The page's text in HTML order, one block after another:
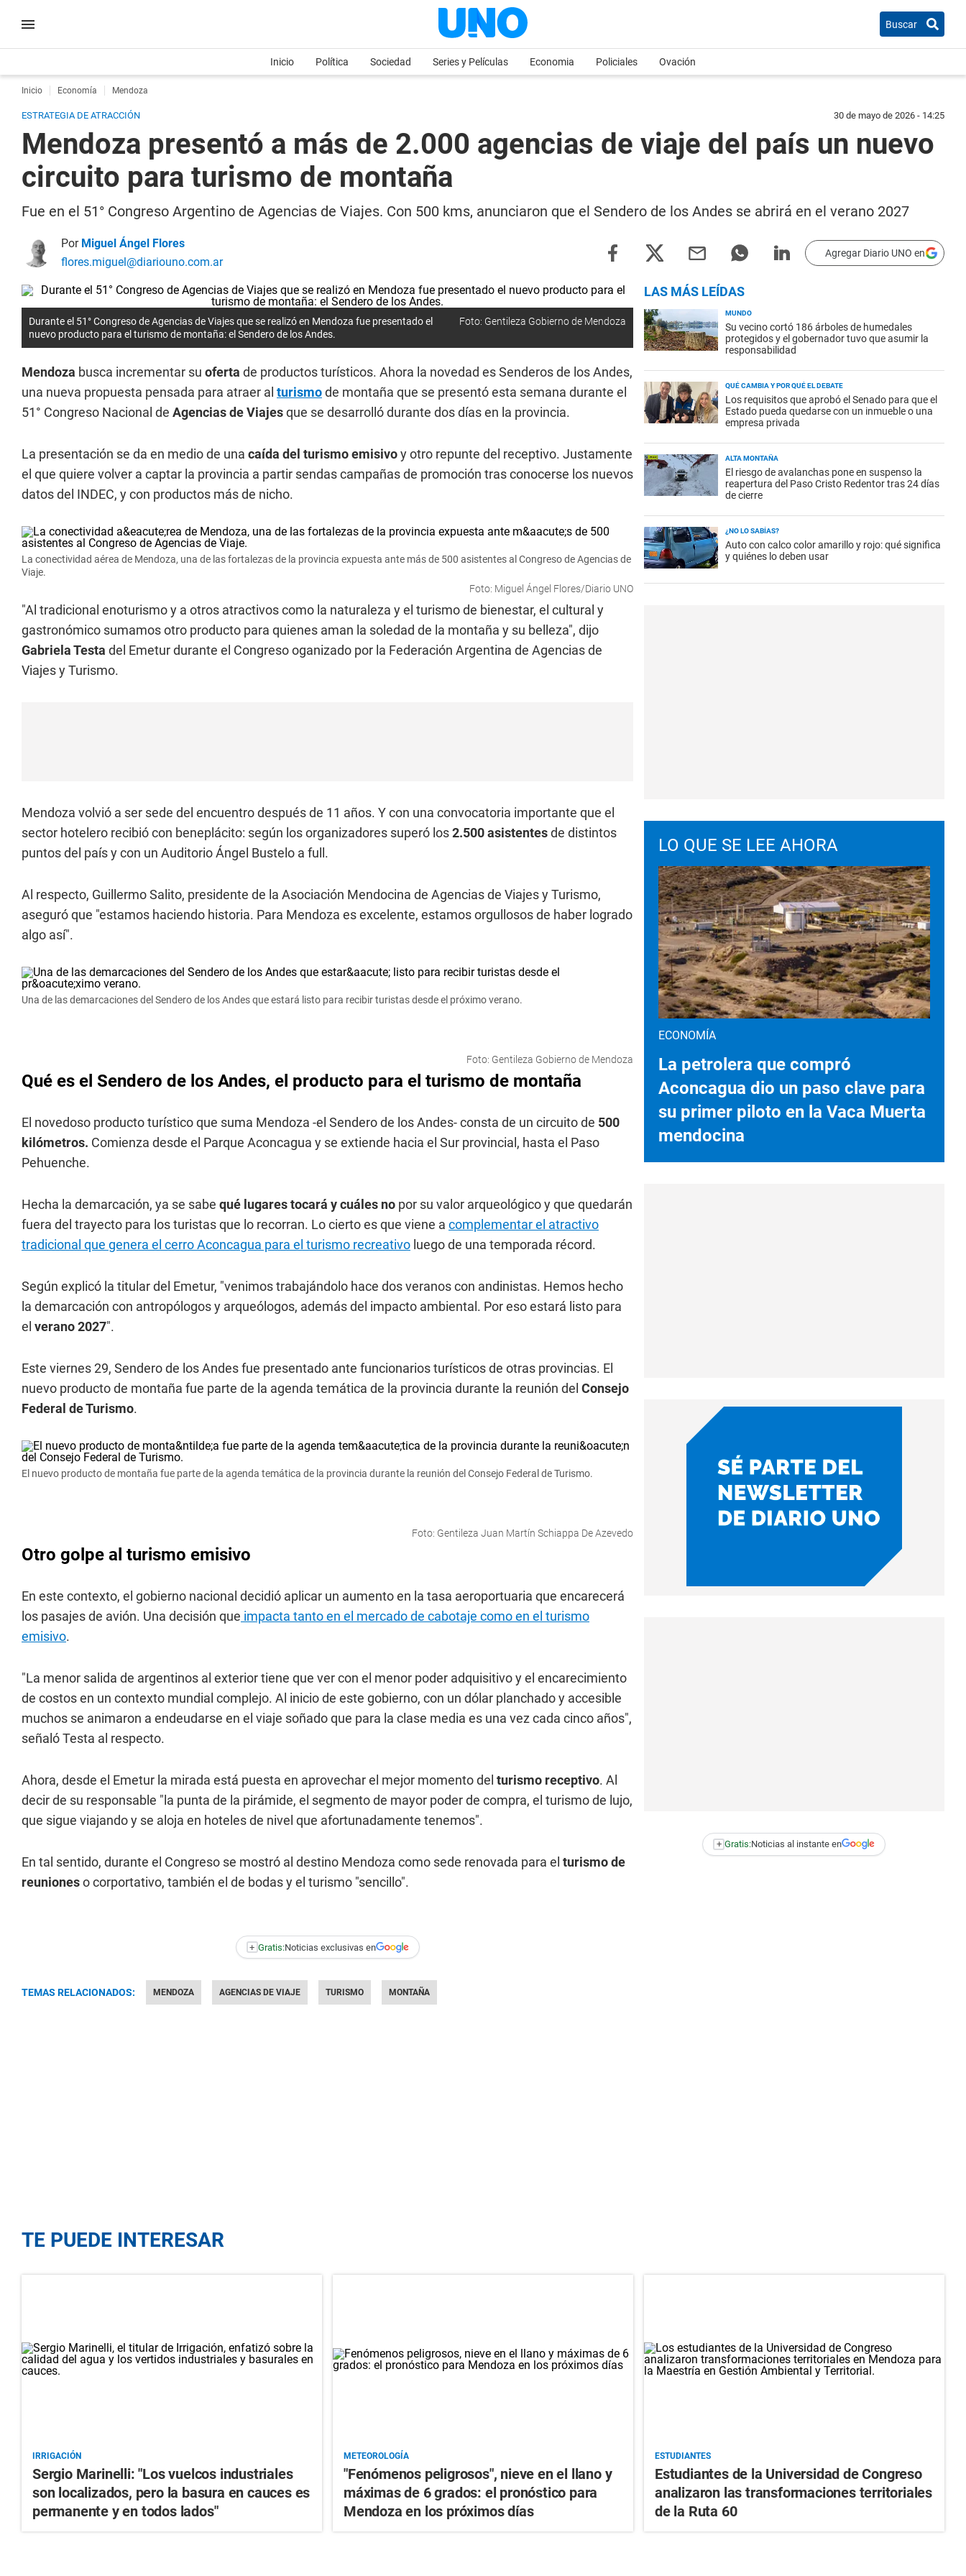
Buscar
Inicio Política Sociedad Series y Películas Economia Policiales Ovación
Inicio Economía Mendoza
ESTRATEGIA DE ATRACCIÓN 30 de mayo de 2026 - 14:25
Mendoza presentó a más de 2.000 agencias de viaje del país un nuevo
circuito para turismo de montaña
Fue en el 51° Congreso Argentino de Agencias de Viajes. Con 500 kms, anunciaron que el Sendero de los Andes se abrirá en el verano 2027
Por Miguel Ángel Flores
flores.miguel@diariouno.com.ar
Agregar Diario UNO en
Durante el 51° Congreso de Agencias de Viajes que se realizó en Mendoza fue presentado el
nuevo producto para el turismo de montaña: el Sendero de los Andes.
Foto: Gentileza Gobierno de Mendoza
Mendoza busca incrementar su oferta de productos turísticos. Ahora la novedad es Senderos de los Andes,
una nueva propuesta pensada para atraer al turismode montaña que se presentó esta semana durante el
51° Congreso Nacional de Agencias de Viajesque se desarrolló durante dos días en la provincia.
La presentación se da en medio de una caída del turismo emisivoy otro repunte del receptivo. Justamente
el que quiere volver a captar la provincia a partir sendas campañas de promoción tras conocerse los nuevos
datos del INDEC, y con productos más de nicho.
La conectividad aérea de Mendoza, una de las fortalezas de la provincia expuesta ante más de 500 asistentes al Congreso de Agencias de
Viaje.
Foto: Miguel Ángel Flores/Diario UNO
"Al tradicional enoturismo y a otros atractivos como la naturaleza y el turismo de bienestar, el cultural y
gastronómico sumamos otro producto para quienes aman la soledad de la montaña y su belleza", dijo
Gabriela Testa del Emetur durante el Congreso oganizado por la Federación Argentina de Agencias de
Viajes y Turismo.
Mendoza volvió a ser sede del encuentro después de 11 años. Y con una convocatoria importante que el
sector hotelero recibió con beneplácito: según los organizadores superó los2.500 asistentesde distintos
puntos del país y con un Auditorio Ángel Bustelo a full.
Al respecto, Guillermo Salito, presidente de la Asociación Mendocina de Agencias de Viajes y Turismo,
aseguró que "estamos haciendo historia. Para Mendoza es excelente, estamos orgullosos de haber logrado
algo así".
Una de las demarcaciones del Sendero de los Andes que estará listo para recibir turistas desde el próximo verano.
Foto: Gentileza Gobierno de Mendoza
Qué es el Sendero de los Andes, el producto para el turismo de montaña
El novedoso producto turístico que suma Mendoza -el Sendero de los Andes- consta de un circuito de 500
kilómetros. Comienza desde el Parque Aconcagua y se extiende hacia el Sur provincial, hasta el Paso
Pehuenche.
Hecha la demarcación, ya se sabe qué lugares tocará y cuáles no por su valor arqueológico y que quedarán
fuera del trayecto para los turistas que lo recorran. Lo cierto es que viene a complementar el atractivo
tradicional que genera el cerro Aconcagua para el turismo recreativo luego de una temporada récord.
Según explicó la titular del Emetur, "venimos trabajándolo hace dos veranos con andinistas. Hemos hecho
la demarcación con antropólogos y arqueólogos, además del impacto ambiental. Por eso estará listo para
el verano 2027".
Este viernes 29, Sendero de los Andes fue presentado ante funcionarios turísticos de otras provincias. El
nuevo producto de montaña fue parte de la agenda temática de la provincia durante la reunión del Consejo
Federal de Turismo.
El nuevo producto de montaña fue parte de la agenda temática de la provincia durante la reunión del Consejo Federal de Turismo.
Foto: Gentileza Juan Martín Schiappa De Azevedo
Otro golpe al turismo emisivo
En este contexto, el gobierno nacional decidió aplicar un aumento en la tasa aeroportuaria que encarecerá
los pasajes de avión. Una decisión que impacta tanto en el mercado de cabotaje como en el turismo
emisivo.
"La menor salida de argentinos al exterior tiene que ver con el menor poder adquisitivo y el encarecimiento
de costos en un contexto mundial complejo. Al inicio de este gobierno, con un dólar planchado y accesible
muchos se animaron a endeudarse en el viaje soñado que para la clase media es una vez cada cinco años",
señaló Testa al respecto.
Ahora, desde el Emetur la mirada está puesta en aprovechar el mejor momento del turismo receptivo. Al
decir de su responsable "la punta de la pirámide, el segmento de mayor poder de compra, el turismo de lujo,
que sigue viajando y se aloja en hoteles de nivel que afortunadamente tenemos".
En tal sentido, durante el Congreso se mostró al destino Mendoza como sede renovada para el turismo de
reunioneso corportativo, también el de bodas y el turismo "sencillo".
+ Gratis:Noticias exclusivas en
TEMAS RELACIONADOS: MENDOZA AGENCIAS DE VIAJE TURISMO MONTAÑA
LAS MÁS LEÍDAS
MUNDO
Su vecino cortó 186 árboles de humedales
protegidos y el gobernador tuvo que asumir la
responsabilidad
QUÉ CAMBIA Y POR QUÉ EL DEBATE
Los requisitos que aprobó el Senado para que el
Estado pueda quedarse con un inmueble o una
empresa privada
ALTA MONTAÑA
El riesgo de avalanchas pone en suspenso la
reapertura del Paso Cristo Redentor tras 24 días
de cierre
¿NO LO SABÍAS?
Auto con calco color amarillo y rojo: qué significa
y quiénes lo deben usar
LO QUE SE LEE AHORA
ECONOMÍA
La petrolera que compró
Aconcagua dio un paso clave para
su primer piloto en la Vaca Muerta
mendocina
+ Gratis:Noticias al instante en
TE PUEDE INTERESAR
IRRIGACIÓN
Sergio Marinelli: "Los vuelcos industriales
son localizados, pero la basura en cauces es
permanente y en todos lados"
METEOROLOGÍA
"Fenómenos peligrosos", nieve en el llano y
máximas de 6 grados: el pronóstico para
Mendoza en los próximos días
ESTUDIANTES
Estudiantes de la Universidad de Congreso
analizaron las transformaciones territoriales
de la Ruta 60